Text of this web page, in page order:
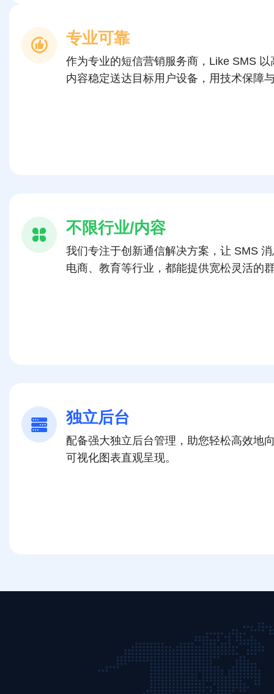
专业可靠
作为专业的短信营销服务商，Like SMS
内容稳定送达目标用户设备，用技术保障
不限行业/内容
我们专注于创新通信解决方案，让 SMS
电商、教育等行业，都能提供宽松灵活的
独立后台
配备强大独立后台管理，助您轻松高效地
可视化图表直观呈现。